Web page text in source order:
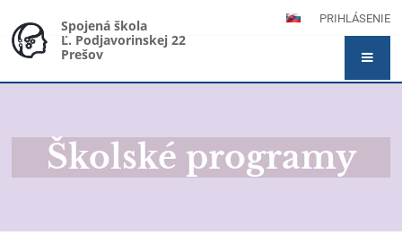
PRIHLÁSENIE
Spojená škola
Ľ. Podjavorinskej 22
Prešov
Školské programy